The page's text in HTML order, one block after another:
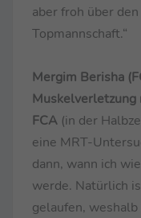
aber froh über
Topmannschaft.“
Mergim Berisha
Muskelverletzung
FCA (in der
eine MRT-
dann, wann ich
werde. Natürlich
gelaufen,